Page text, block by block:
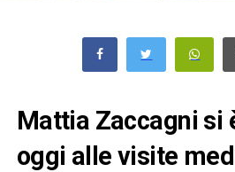
Mattia Zaccagni si
oggi alle visite